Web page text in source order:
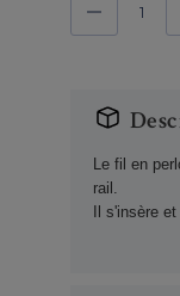
Le fil en
rail.
Il s'insère